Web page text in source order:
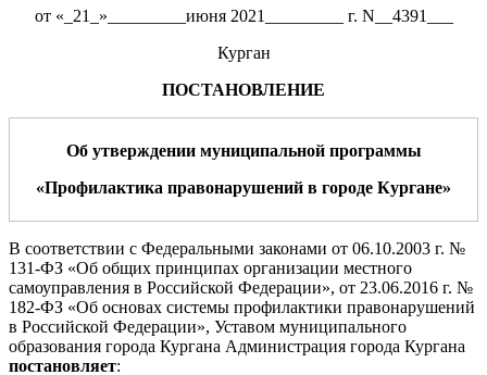
от «_21_»_________июня 2021_________ г. N__4391___
Курган
ПОСТАНОВЛЕНИЕ
Об утверждении муниципальной программы
«Профилактика правонарушений в городе Кургане»
В соответствии с Федеральными законами от 06.10.2003 г. №
131-ФЗ «Об общих принципах организации местного
самоуправления в Российской Федерации», от 23.06.2016 г. №
182-ФЗ «Об основах системы профилактики правонарушений
в Российской Федерации», Уставом муниципального
образования города Кургана Администрация города Кургана
постановляет: